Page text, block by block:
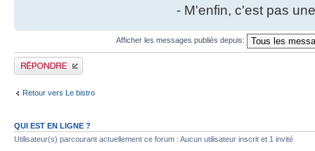
- M'enfin, c'est pas
Afficher les messages publiés depuis:
Publier une réponse
Retour vers Le bistro
QUI EST EN LIGNE ?
Utilisateur(s) parcourant actuellement ce forum : Aucun utilisateur inscrit et 1 invité